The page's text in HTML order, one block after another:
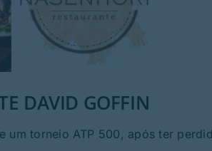
DAVID GOFFIN
um torneio ATP 500, após ter